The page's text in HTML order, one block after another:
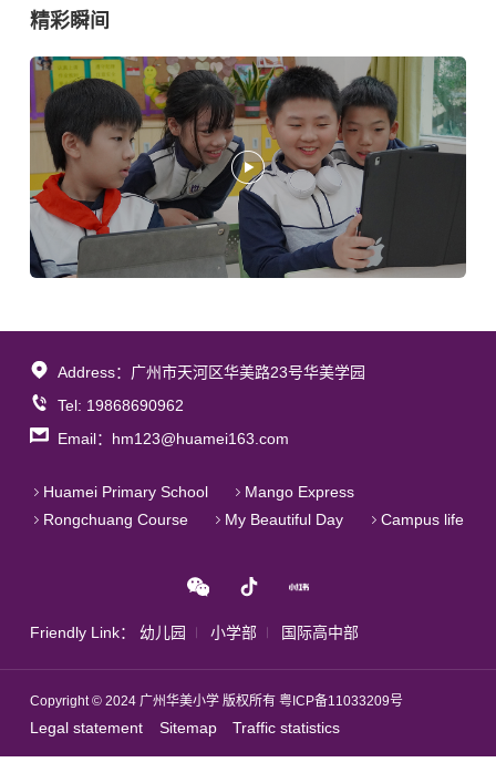
精彩瞬间
Address：广州市天河区华美路23号华美学园
Tel: 19868690962
Email：hm123@huamei163.com
Huamei Primary School
Mango Express
Rongchuang Course
My Beautiful Day Campus life
Friendly Link： 幼儿园 小学部 国际高中部
Copyright © 2024 广州华美小学 版权所有 粤ICP备11033209号
Legal statement Sitemap Traffic statistics